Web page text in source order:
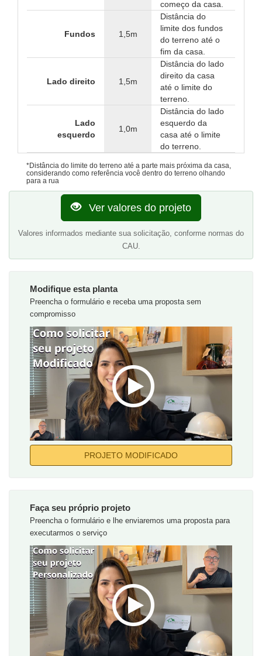
começo da casa.
Fundos 1,5m
Distância do
limite dos fundos
do terreno até o
fim da casa.
Lado direito 1,5m
Distância do lado
direito da casa
até o limite do
terreno.
Lado
esquerdo
1,0m
Distância do lado
esquerdo da
casa até o limite
do terreno.
*Distância do limite do terreno até a parte mais próxima da casa,
considerando como referência você dentro do terreno olhando
para a rua
Ver valores do projeto
Valores informados mediante sua solicitação, conforme normas do
CAU.
Modifique esta planta
Preencha o formulário e receba uma proposta sem
compromisso
PROJETO MODIFICADO
Faça seu próprio projeto
Preencha o formulário e lhe enviaremos uma proposta para
executarmos o serviço